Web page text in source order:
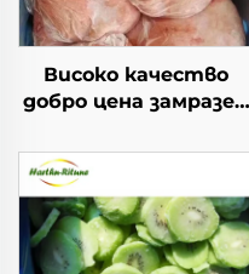
Високо качество
добро цена замразен
мазнина на
опашката наличен
замразен агнешки
бут за продажба